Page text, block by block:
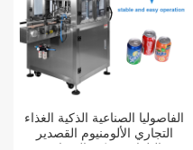
الفاصوليا الصناعية الذكية الغذاء
التجاري الألومنيوم القصدير